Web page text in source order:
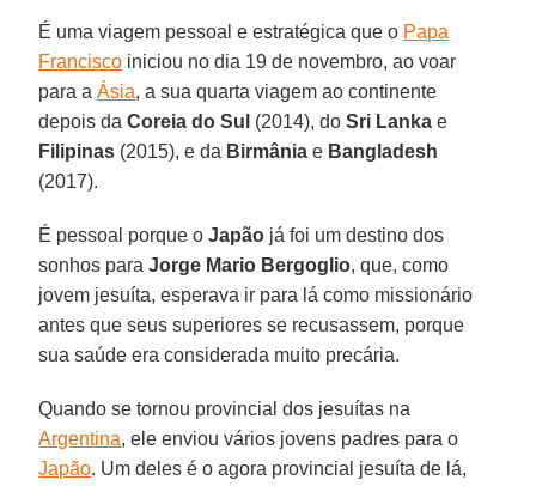
É uma viagem pessoal e estratégica que o Papa
Francisco iniciou no dia 19 de novembro, ao voar
para aÁsia, a sua quarta viagem ao continente
depois daCoreia do Sul (2014), doSri Lanka e
Filipinas (2015), e da Birmânia e Bangladesh
(2017).
É pessoal porque oJapão já foi um destino dos
sonhos paraJorge Mario Bergoglio, que, como
jovem jesuíta, esperava ir para lá como missionário
antes que seus superiores se recusassem, porque
sua saúde era considerada muito precária.
Quando se tornou provincial dos jesuítas na
Argentina, ele enviou vários jovens padres para o
Japão. Um deles é o agora provincial jesuíta de lá,